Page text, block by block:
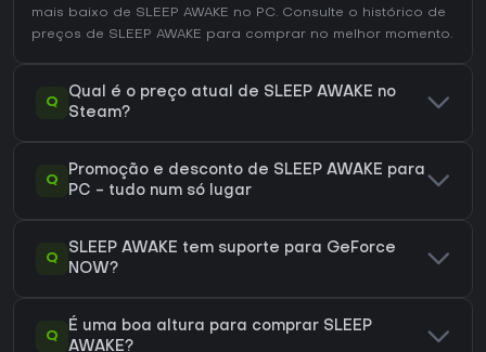
mais baixo de SLEEP AWAKE no PC. Consulte o histórico de
preços de SLEEP AWAKE para comprar no melhor momento.
Q
Qual é o preço atual de SLEEP AWAKE no
Steam?
Q
Promoção e desconto de SLEEP AWAKE para
PC - tudo num só lugar
Q
SLEEP AWAKE tem suporte para GeForce
NOW?
Q
É uma boa altura para comprar SLEEP
AWAKE?